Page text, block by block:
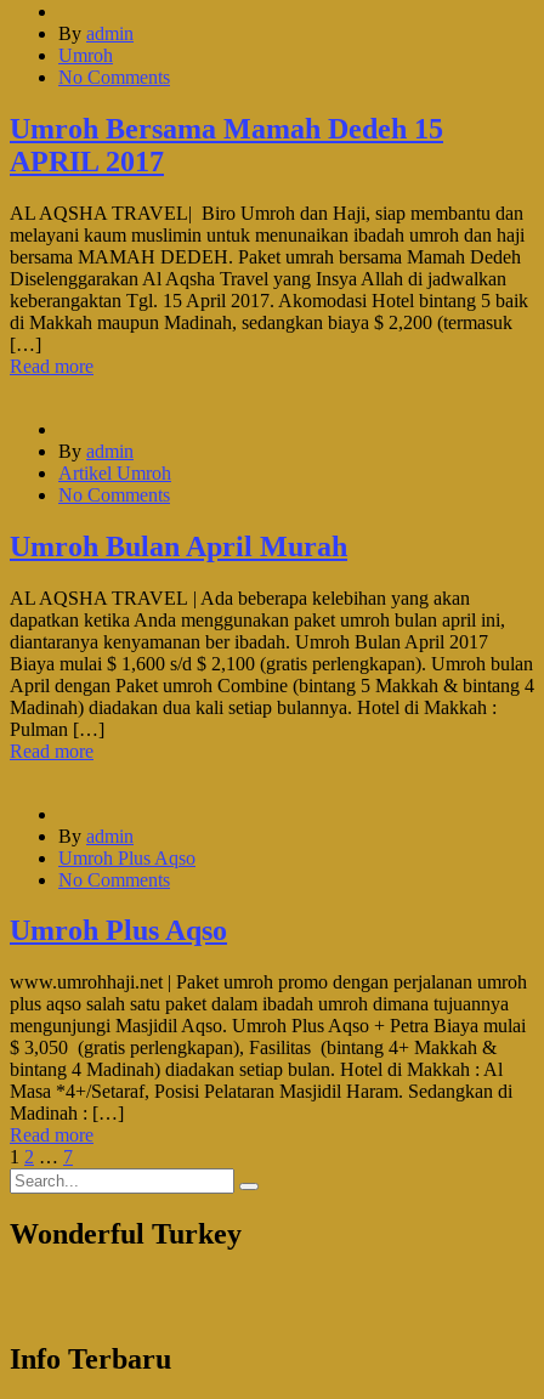
By admin
Umroh
No Comments
Umroh Bersama Mamah Dedeh 15
APRIL 2017
AL AQSHA TRAVEL| Biro Umroh dan Haji, siap membantu dan
melayani kaum muslimin untuk menunaikan ibadah umroh dan haji
bersama MAMAH DEDEH. Paket umrah bersama Mamah Dedeh
Diselenggarakan Al Aqsha Travel yang Insya Allah di jadwalkan
keberangaktan Tgl. 15 April 2017. Akomodasi Hotel bintang 5 baik
di Makkah maupun Madinah, sedangkan biaya $ 2,200 (termasuk
[…]
Read more
By admin
Artikel Umroh
No Comments
Umroh Bulan April Murah
AL AQSHA TRAVEL | Ada beberapa kelebihan yang akan
dapatkan ketika Anda menggunakan paket umroh bulan april ini,
diantaranya kenyamanan ber ibadah. Umroh Bulan April 2017
Biaya mulai $ 1,600 s/d $ 2,100 (gratis perlengkapan). Umroh bulan
April dengan Paket umroh Combine (bintang 5 Makkah & bintang 4
Madinah) diadakan dua kali setiap bulannya. Hotel di Makkah :
Pulman […]
Read more
By admin
Umroh Plus Aqso
No Comments
Umroh Plus Aqso
www.umrohhaji.net | Paket umroh promo dengan perjalanan umroh
plus aqso salah satu paket dalam ibadah umroh dimana tujuannya
mengunjungi Masjidil Aqso. Umroh Plus Aqso + Petra Biaya mulai
$ 3,050 (gratis perlengkapan), Fasilitas (bintang 4+ Makkah &
bintang 4 Madinah) diadakan setiap bulan. Hotel di Makkah : Al
Masa *4+/Setaraf, Posisi Pelataran Masjidil Haram. Sedangkan di
Madinah : […]
Read more
1 2 … 7
Wonderful Turkey
Info Terbaru